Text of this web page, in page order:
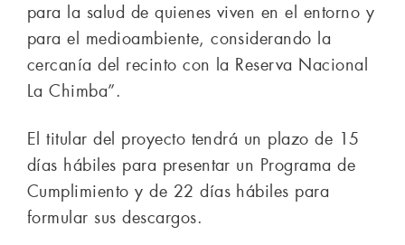
para la salud de quienes viven en el entorno y
para el medioambiente, considerando la
cercanía del recinto con la Reserva Nacional
La Chimba”.
El titular del proyecto tendrá un plazo de 15
días hábiles para presentar un Programa de
Cumplimiento y de 22 días hábiles para
formular sus descargos.